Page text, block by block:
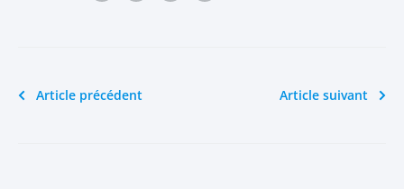
Article précédent Article suivant